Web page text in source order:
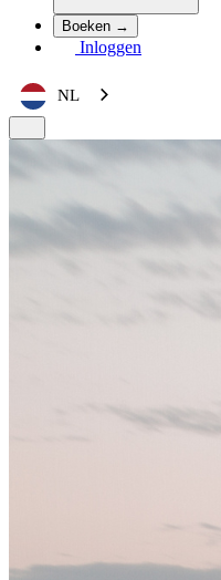
Boeken →
Inloggen
NL